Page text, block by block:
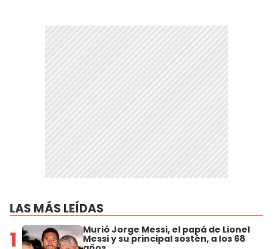
LAS MÁS LEÍDAS
1 Murió Jorge Messi, el papá de Lionel
Messi y su principal sostén, a los 68